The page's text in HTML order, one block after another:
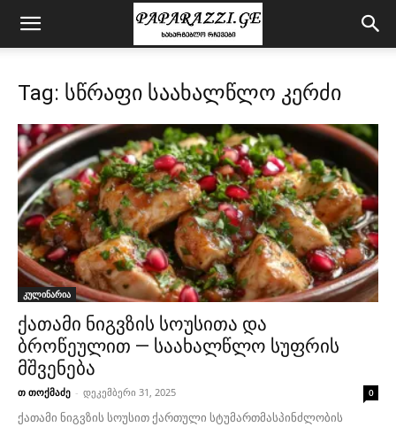
Tag: სწრაფი საახალწლო კერძი
კულინარია
ქათამი ნიგვზის სოუსითა და
ბროწეულით — საახალწლო სუფრის
მშვენება
თ თოქმაძე - დეკემბერი 31, 2025 0
ქათამი ნიგვზის სოუსით ქართული სტუმართმასპინძლობის